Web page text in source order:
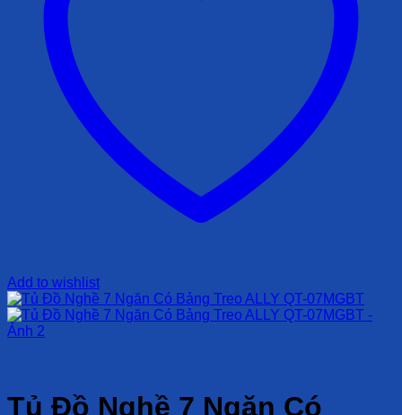
Add to wishlist
Tủ Đồ Nghề 7 Ngăn Có